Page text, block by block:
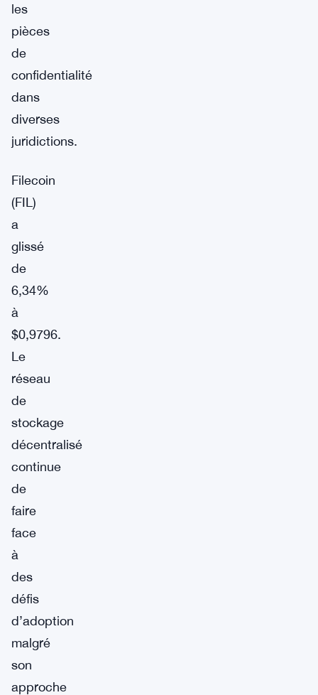
les
pièces
de
confidentialité
dans
diverses
juridictions.
Filecoin
(FIL)
a
glissé
de
6,34%
à
$0,9796.
Le
réseau
de
stockage
décentralisé
continue
de
faire
face
à
des
défis
d’adoption
malgré
son
approche